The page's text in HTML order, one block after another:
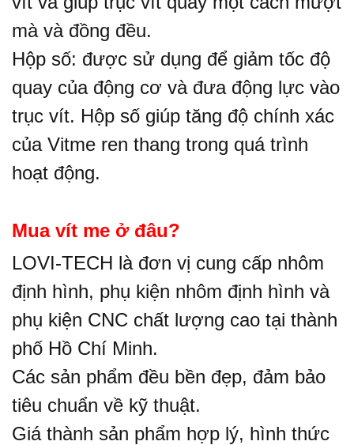
mà và đồng đều.
Hộp số: được sử dụng để giảm tốc độ
quay của động cơ và đưa động lực vào
trục vít. Hộp số giúp tăng độ chính xác
của Vitme ren thang trong quá trình
hoạt động.
Mua vít me ở đâu?
LOVI-TECH là đơn vị cung cấp nhôm
định hình, phụ kiện nhôm định hình và
phụ kiện CNC chất lượng cao tại thành
phố Hồ Chí Minh.
Các sản phẩm đều bền đẹp, đảm bảo
tiêu chuẩn về kỹ thuật.
Giá thành sản phẩm hợp lý, hình thức